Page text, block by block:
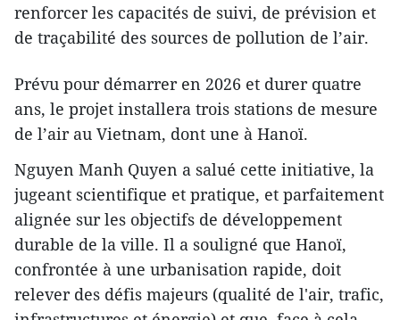
renforcer les capacités de suivi, de prévision et
de traçabilité des sources de pollution de l’air.
Prévu pour démarrer en 2026 et durer quatre
ans, le projet installera trois stations de mesure
de l’air au Vietnam, dont une à Hanoï.
Nguyen Manh Quyen a salué cette initiative, la
jugeant scientifique et pratique, et parfaitement
alignée sur les objectifs de développement
durable de la ville. Il a souligné que Hanoï,
confrontée à une urbanisation rapide, doit
relever des défis majeurs (qualité de l'air, trafic,